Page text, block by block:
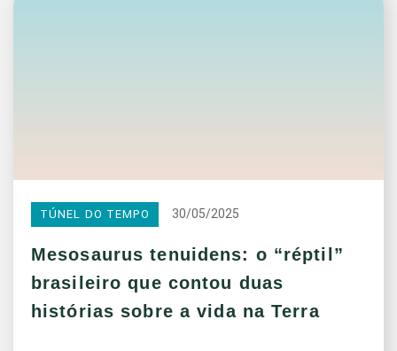
TÚNEL DO TEMPO 30/05/2025
Mesosaurus tenuidens: o “réptil”
brasileiro que contou duas
histórias sobre a vida na Terra